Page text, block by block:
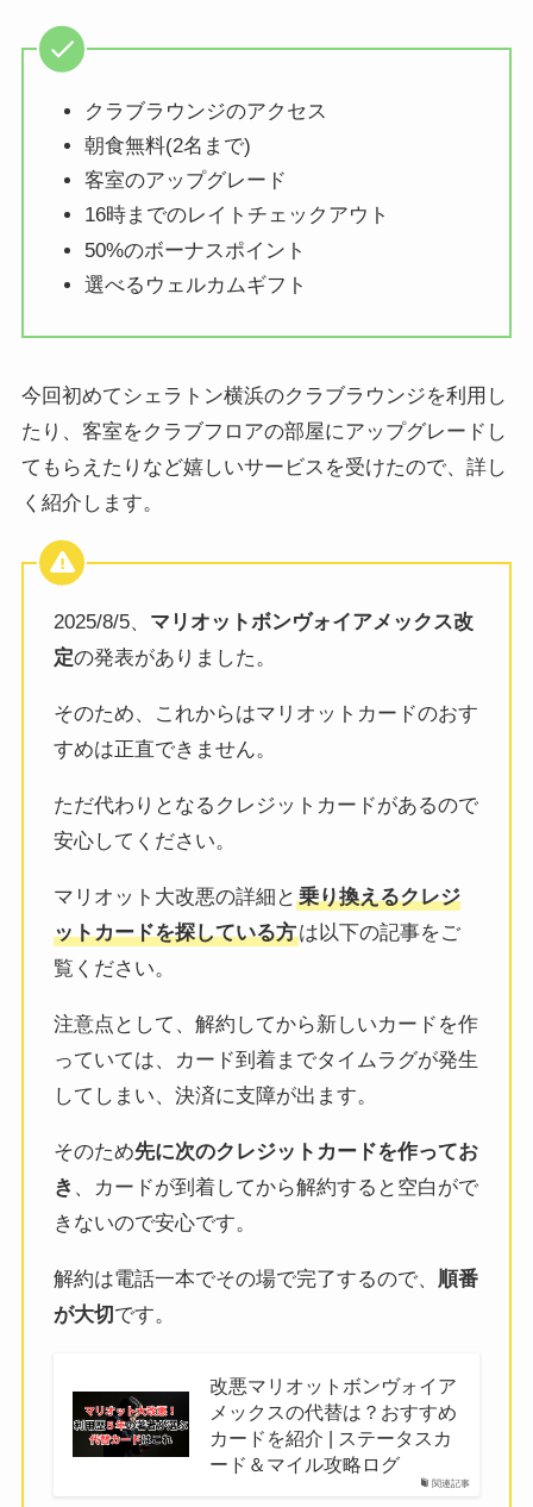
クラブラウンジのアクセス
朝食無料(2名まで)
客室のアップグレード
16時までのレイトチェックアウト
50%のボーナスポイント
選べるウェルカムギフト
今回初めてシェラトン横浜のクラブラウンジを利用し
たり、客室をクラブフロアの部屋にアップグレードし
てもらえたりなど嬉しいサービスを受けたので、詳し
く紹介します。
2025/8/5、 マリオットボンヴォイアメックス改
定の発表がありました。
そのため、これからはマリオットカードのおす
すめは正直できません。
ただ代わりとなるクレジットカードがあるので
安心してください。
マリオット大改悪の詳細と乗り換えるクレジ
ットカードを探している方は以下の記事をご
覧ください。
注意点として、解約してから新しいカードを作
っていては、カード到着までタイムラグが発生
してしまい、決済に支障が出ます。
そのため先に次のクレジットカードを作ってお
き 、カードが到着してから解約すると空白がで
きないので安心です。
解約は電話一本でその場で完了するので、 順番
が大切 です。
関連記事
改悪マリオットボンヴォイア
メックスの代替は？おすすめ
カードを紹介 | ステータスカ
ード＆マイル攻略ログ